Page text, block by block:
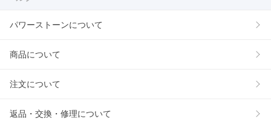
パワーストーンについて
商品について
注文について
返品・交換・修理について